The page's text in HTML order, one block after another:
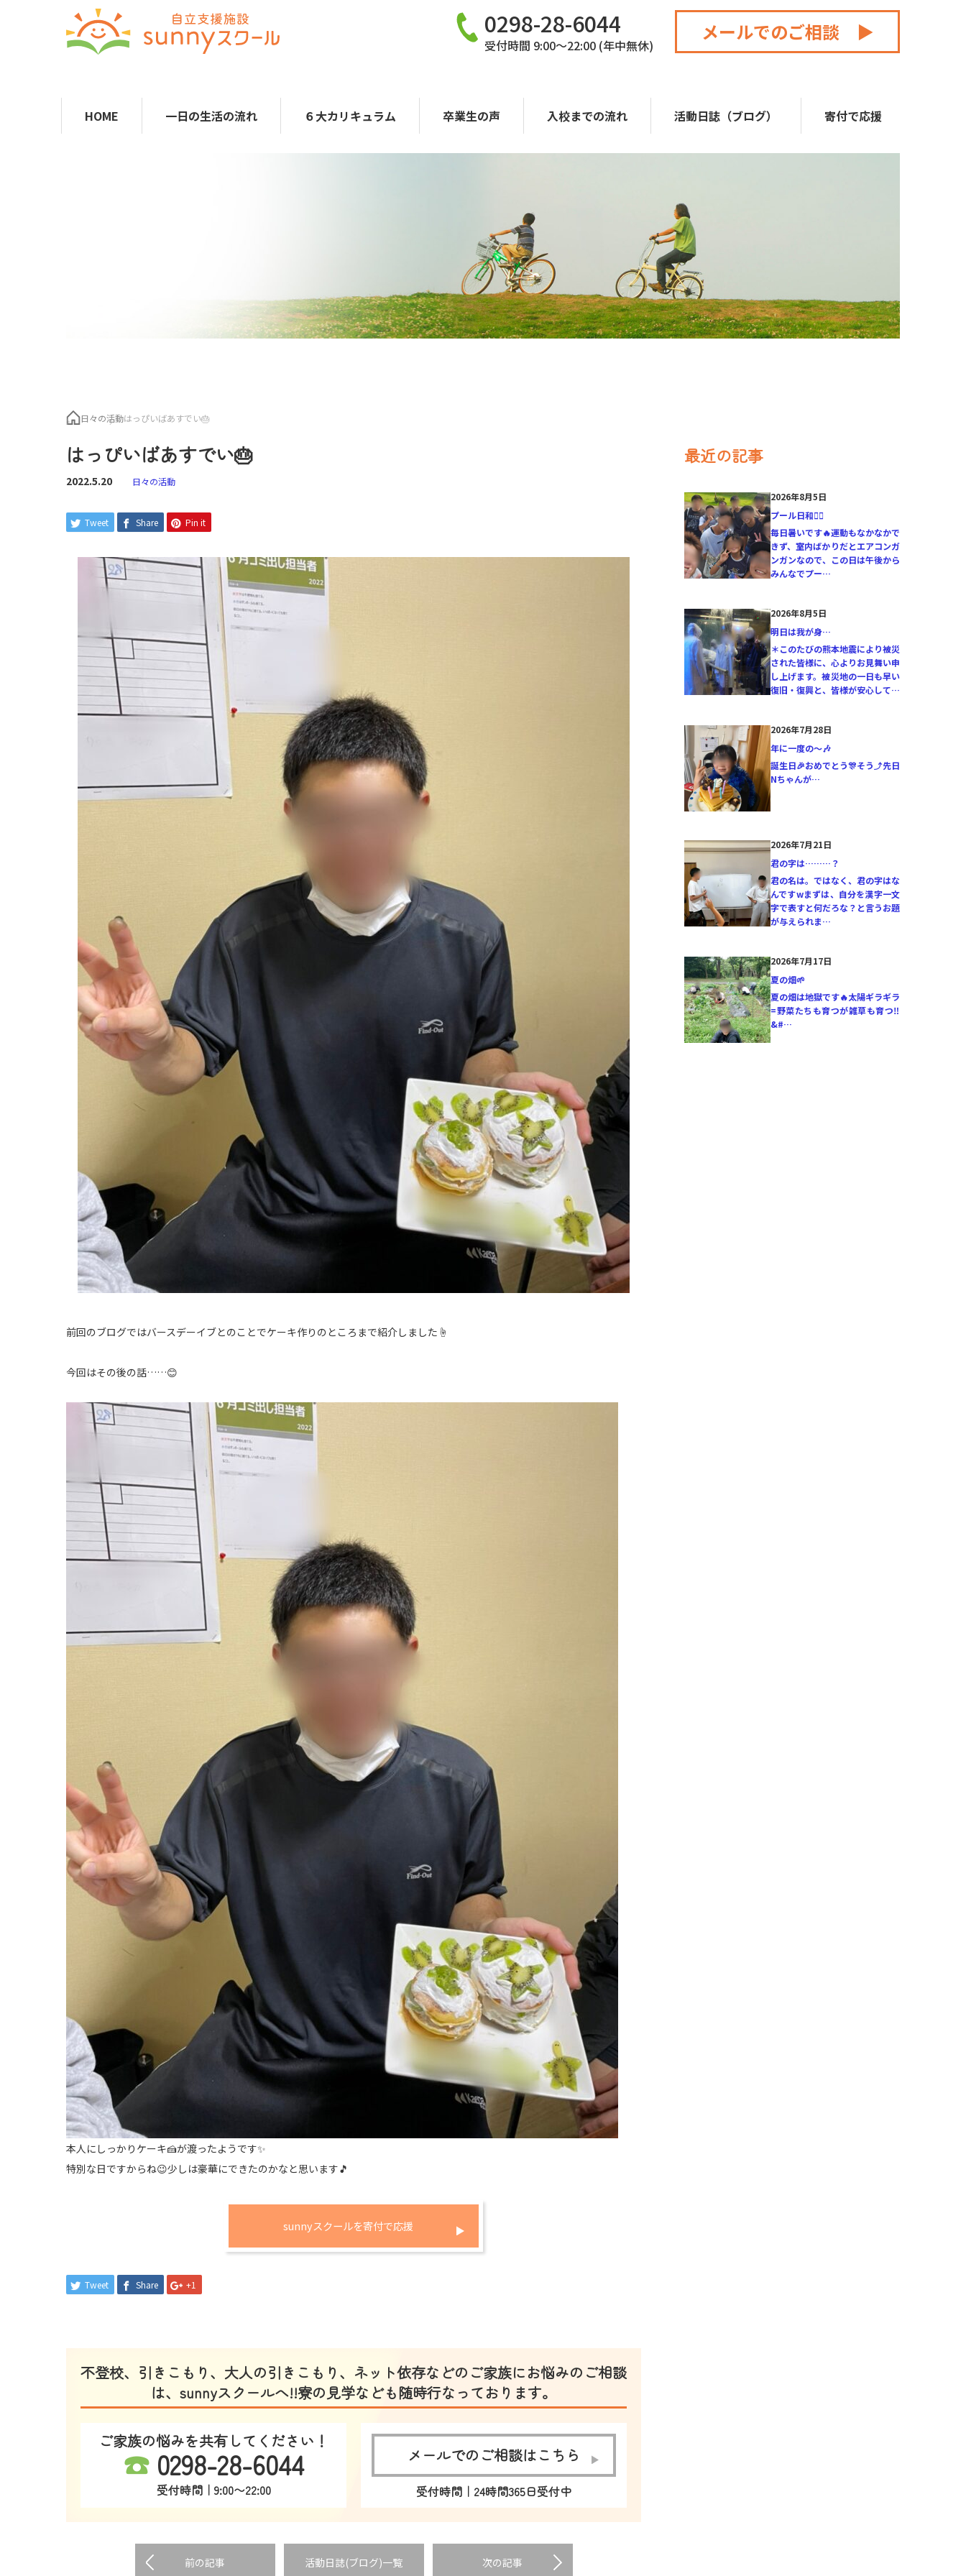
0298-28-6044
受付時間 9:00〜22:00 (年中無休)
メールでのご相談 ▶
HOME 一日の生活の流れ ６大カリキュラム 卒業生の声 入校までの流れ 活動日誌（ブログ） 寄付で応援
日々の活動はっぴいばあすでい🎂
はっぴいばあすでい🎂
2022.5.20 日々の活動
Tweet Share Pin it
前回のブログではバースデーイブとのことでケーキ作りのところまで紹介しました☝️
今回はその後の話……😊
本人にしっかりケーキ🍰が渡ったようです✨
特別な日ですからね😉少しは豪華にできたのかなと思います🎵
sunnyスクールを寄付で応援
Tweet Share +1
不登校、引きこもり、大人の引きこもり、ネット依存などのご家族にお悩みのご相談
は、sunnyスクールへ!!寮の見学なども随時行なっております。
ご家族の悩みを共有してください！
☎0298-28-6044
受付時間｜9:00〜22:00
メールでのご相談はこちら
受付時間｜24時間365日受付中
前の記事 活動日誌(ブログ)一覧 次の記事
最近の記事
2026年8月5日
プール日和🏊‍♂️
毎日暑いです🔥運動もなかなかで
きず、室内ばかりだとエアコンガ
ンガンなので、この日は午後から
みんなでプー…
2026年8月5日
明日は我が身…
＊このたびの熊本地震により被災
された皆様に、心よりお見舞い申
し上げます。被災地の一日も早い
復旧・復興と、皆様が安心して…
2026年7月28日
年に一度の〜🎶
誕生日🎉おめでとう🎊そう⤴️先日
Nちゃんが…
2026年7月21日
君の字は………？
君の名は。ではなく、君の字はな
んですwまずは、自分を漢字一文
字で表すと何だろな？と言うお題
が与えられま…
2026年7月17日
夏の畑🌱
夏の畑は地獄です🔥太陽ギラギラ
=野菜たちも育つが雑草も育つ‼️
&#…